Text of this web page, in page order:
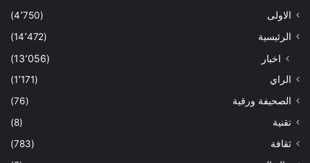
الاولى
(4٬750)
الرئيسية
(14٬472)
اخبار (13٬056)
الراي
(1٬171)
الصحيفة ورقية
(76)
تقنية
(8)
ثقافة
(783)